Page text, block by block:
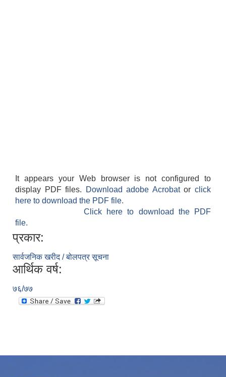
It appears your Web browser is not configured to
display PDF files.
Download adobe Acrobatorclick
here to download the PDF file.
Click here to download the PDF
file.
प्रकार:
सार्वजनिक खरीद / बोलपत्र सूचना
आर्थिक वर्ष:
७६/७७